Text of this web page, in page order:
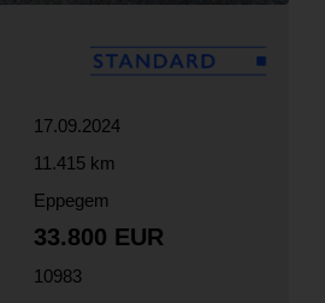
17.09.2024
11.415 km
Eppegem
33.800 EUR
10983